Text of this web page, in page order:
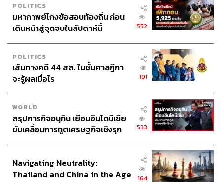
การเตรียมความพร้อมเหล่านี้เรามีการเตรียมการไว้อยู่แล้ว
พอเกิดวิกฤตก็เลยง่ายๆ สำหรับเรา แต่ในเรื่องของการสร้าง
การมีส่วนร่วม ธรรมศาสตร์เป็นมหาวิทยาลัยเพื่อประชาชน
ตรงนี้ทำให้เป็นต้นทุนของธรรมศาสตร์ที่มีชื่อเสียงหรือทำให้
คนไว้ใจว่าให้กับธรรมศาสตร์ก็จะทำจริงนะ ไม่ล้มเหลว การ
ที่คนบริจาคกับธรรมศาสตร์ก็จะใช้อย่างมีประสิทธิภาพ เรา
จึงได้ใจ ได้การมีส่วนร่วมจากทุกภาคส่วน
ในส่วนของประชาชนก็บริจาคเงิน ศิษย์เก่าเองก็เป็นอะไรที่
ต่างจากศิษย์เก่าที่อื่นๆ ในแง่ที่เขาจะมาเกี่ยวพันและรับรู้
ความเป็นไปของมหาวิทยาลัยอยู่ตลอดเวลา เขาก้าวเข้ามาบ
บริจาคจากศิษย์เก่าอย่างต่อเนื่อง การทำงานของเราจึงง่าย
ขึ้น เร็วขึ้น
POLITICS
มหากาพย์โกงข้อสอบท้องถิ่น ก่อน
เดินหน้าสู่จุดจบในสัปดาห์นี้
552
POLITICS
เส้นทางคดี 44 สส. ในชั้นศาลฎีกา
จะรู้ผลเมื่อไร
191
WORLD
สรุปภารกิจอนุทิน เยือนอินโดนีเซีย
ขับเคลื่อนการทูตเศรษฐกิจเชิงรุก
533
Navigating Neutrality:
Thailand and China in the Age
164